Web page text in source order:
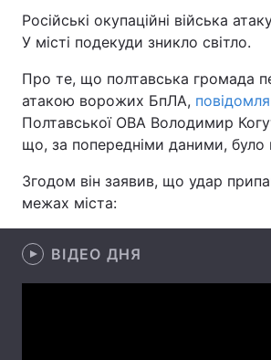
Головна Війна
Економіка Світ
Спорт Наука
Техно і зв'язок Лайт
Зброя
Здоров'я
Російські окупаційні війська
У місті подекуди зникло світло.
Про те, що полтавська громада
атакою ворожих БпЛА,
Полтавської ОВА Володимир
що, за попередніми даними, було
Згодом він заявив, що удар
межах міста:
ВІДЕО ДНЯ